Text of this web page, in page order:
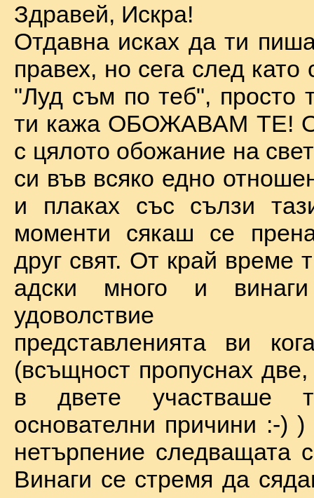
Здравей, Искра!
Отдавна исках да ти
правех, но сега след като
"Луд съм по теб", просто
ти кажа ОБОЖАВАМ ТЕ!
с цялото обожание на
си във всяко едно
и плаках със сълзи
моменти сякаш се
друг свят. От край време
адски много и
удоволствие
представленията ви
(всъщност пропуснах
в двете участваше
основателни причини :-)
нетърпение следващата
Винаги се стремя да